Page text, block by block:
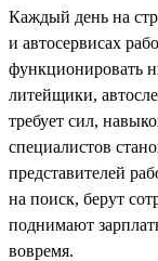
Каждый день на
и автосервисах
функционировать
литейщики,
требует сил,
специалистов
представителей
на поиск, берут
поднимают
вовремя.